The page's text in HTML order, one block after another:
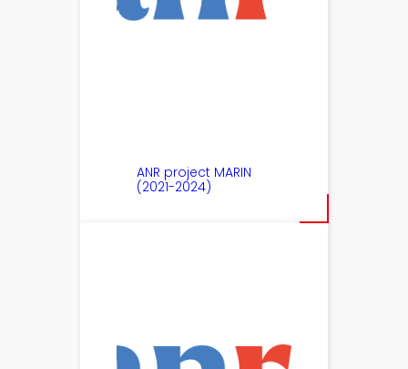
ANR project MARIN
(2021-2024)